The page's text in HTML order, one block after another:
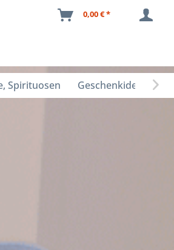
0,00 € *
Spirituosen Geschenkideen 